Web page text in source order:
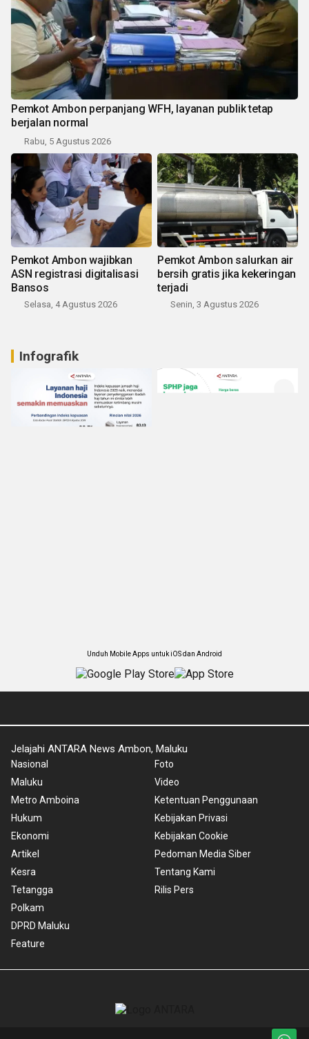
Pemkot Ambon perpanjang WFH, layanan publik tetap
berjalan normal
Rabu, 5 Agustus 2026
Pemkot Ambon wajibkan
ASN registrasi digitalisasi
Bansos
Selasa, 4 Agustus 2026
Pemkot Ambon salurkan air
bersih gratis jika kekeringan
terjadi
Senin, 3 Agustus 2026
Infografik
Unduh Mobile Apps untuk iOS dan Android
Jelajahi ANTARA News Ambon, Maluku
Nasional
Maluku
Metro Amboina
Hukum
Ekonomi
Artikel
Kesra
Tetangga
Polkam
DPRD Maluku
Feature
Foto
Video
Ketentuan Penggunaan
Kebijakan Privasi
Kebijakan Cookie
Pedoman Media Siber
Tentang Kami
Rilis Pers